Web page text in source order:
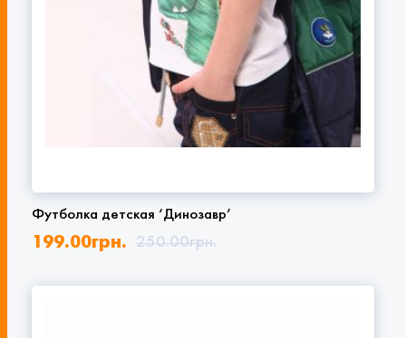
Футболка детская ‘Динозавр’
250.00грн.
199.00грн.